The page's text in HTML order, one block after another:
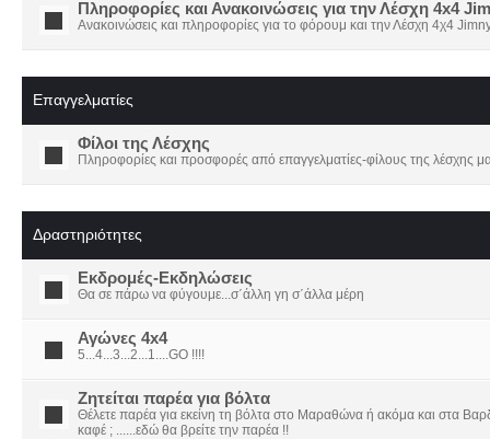
Πληροφορίες και Ανακοινώσεις για την Λέσχη 4x4
Ανακοινώσεις και πληροφορίες για το φόρουμ και την Λέσχη 4χ4
Επαγγελματίες
Φίλοι της Λέσχης
Πληροφορίες και προσφορές από επαγγελματίες-φίλους της λέσχης
Δραστηριότητες
Εκδρομές-Εκδηλώσεις
Θα σε πάρω να φύγουμε...σ΄άλλη γη σ΄άλλα μέρη
Αγώνες 4x4
5...4...3...2...1....GO !!!!
Ζητείται παρέα για βόλτα
Θέλετε παρέα για εκείνη τη βόλτα στο Μαραθώνα ή ακόμα και στα
καφέ ; ......εδώ θα βρείτε την παρέα !!